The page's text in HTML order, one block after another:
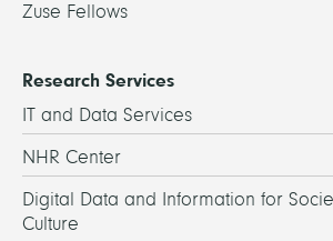
Zuse Fellows
Research Services
IT and Data Services
NHR Center
Digital Data and Information for
Culture